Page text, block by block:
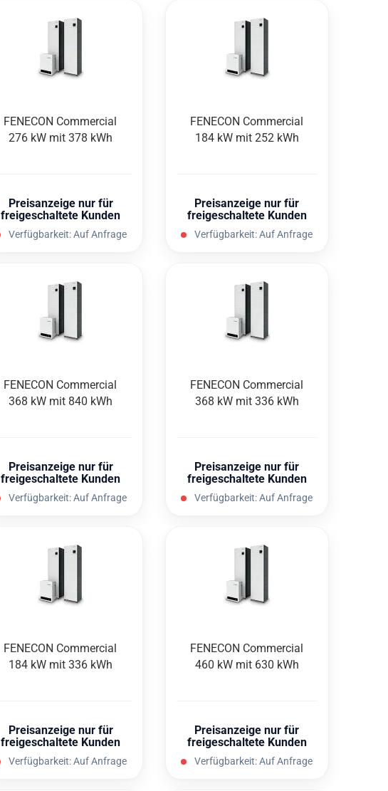
FEN­E­CON Com­mer­cial
276 kW mit 378 kWh
Preisanzeige nur für
freigeschaltete Kunden
Verfügbarkeit:Auf Anfrage
FEN­E­CON Com­mer­cial
184 kW mit 252 kWh
Preisanzeige nur für
freigeschaltete Kunden
Verfügbarkeit:Auf Anfrage
FEN­E­CON Com­mer­cial
368 kW mit 840 kWh
Preisanzeige nur für
freigeschaltete Kunden
Verfügbarkeit:Auf Anfrage
FEN­E­CON Com­mer­cial
368 kW mit 336 kWh
Preisanzeige nur für
freigeschaltete Kunden
Verfügbarkeit:Auf Anfrage
FEN­E­CON Com­mer­cial
184 kW mit 336 kWh
Preisanzeige nur für
freigeschaltete Kunden
Verfügbarkeit:Auf Anfrage
FEN­E­CON Com­mer­cial
460 kW mit 630 kWh
Preisanzeige nur für
freigeschaltete Kunden
Verfügbarkeit:Auf Anfrage